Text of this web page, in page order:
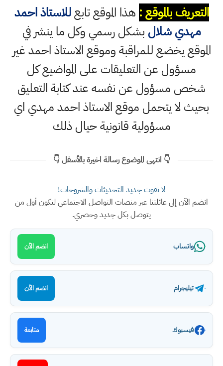
التعريف بالموقع : هذا الموقع تابعللاستاذ احمد
مهدي شلال بشكل رسمي وكل ما ينشر في
الموقع يخضع للمراقبة وموقع الاستاذ احمد غير
مسؤول عن التعليقات على المواضيع كل
شخص مسؤول عن نفسه عند كتابة التعليق
بحيث لا يتحمل موقع الاستاذ احمد مهدي اي
مسؤولية قانونية حيال ذلك
👇 انتهى الموضوع رسالة اخيرة بالأسفل 👇
لا تفوت جديد التحديثات والشروحات!
انضم الآن إلى عائلتنا عبر منصات التواصل الاجتماعي لتكون أول من
يتوصل بكل جديد وحصري.
واتساب انضم الآن
تيليجرام انضم الآن
فيسبوك متابعة